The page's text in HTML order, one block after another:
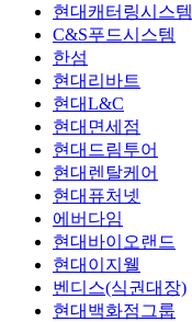
현대캐터링시스템
C&S푸드시스템
한섬
현대리바트
현대L&C
현대면세점
현대드림투어
현대렌탈케어
현대퓨처넷
에버다임
현대바이오랜드
현대이지웰
벤디스(식권대장)
현대백화점그룹